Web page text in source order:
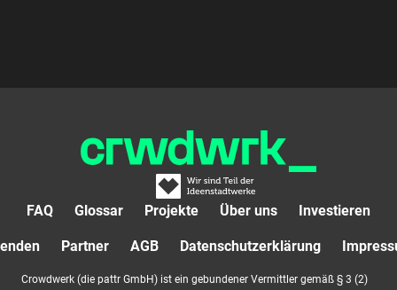
FAQ Glossar Projekte Über uns Investieren
Partner AGB Datenschutzerklärung
Crowdwerk (die pattr GmbH) ist ein gebundener Vermittler gemäß § 3 (2)